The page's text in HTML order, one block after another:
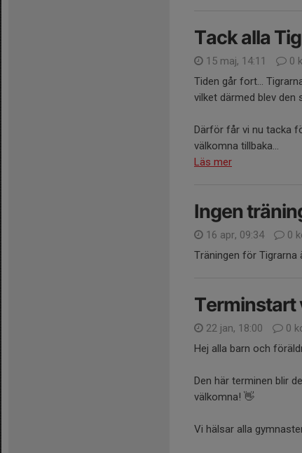
Tack alla
15 maj, 14:11
0
Tiden går fort...
vilket därmed blev den
Därför får vi nu tacka
välkomna tillbaka...
Läs mer
Ingen
16 apr, 09:34
0
Träningen för Tigrarna
Terminstart
22 jan, 18:00
0
Hej alla barn och
Den här terminen blir
välkomna! 👋
Vi hälsar alla